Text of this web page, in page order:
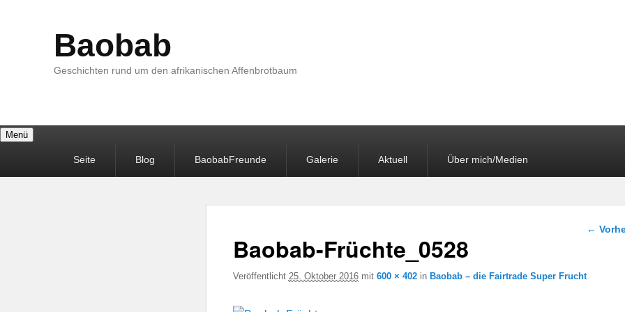
Baobab
Geschichten rund um den afrikanischen Affenbrotbaum
Menü
Seite Blog BaobabFreunde Galerie Aktuell Über mich/Medien
Bilder-
←
Baobab-Früchte_0528
Veröffentlicht 25. Oktober 2016mit 600 × 402in Baobab – die Fairtrade Super Frucht